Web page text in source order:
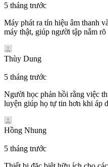
5 tháng trước
Máy phát ra tín hiệu âm thanh
máy thật, giúp người tập nắm
Thùy Dung
5 tháng trước
Người học phản hồi rằng việc
luyện giúp họ tự tin hơn khi áp
Hồng Nhung
5 tháng trước